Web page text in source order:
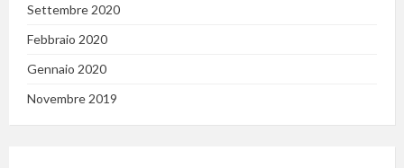
Settembre 2020
Febbraio 2020
Gennaio 2020
Novembre 2019